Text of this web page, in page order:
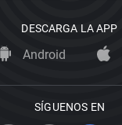
DESCARGA LA APP
Android
SÍGUENOS EN